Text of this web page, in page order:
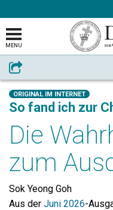
MENU
Weiterempfehlen
ORIGINAL IM INTERNET
So fand ich zur
Die
zum
Sok Yeong Goh
Aus der Juni 2026-